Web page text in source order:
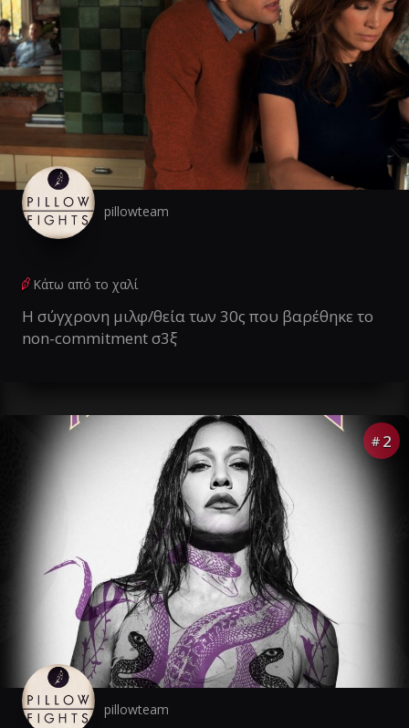
pillowteam
Κάτω από το χαλί
Η σύγχρονη μιλφ/θεία των 30ς που βαρέθηκε το
non-commitment σ3ξ
# 2
pillowteam